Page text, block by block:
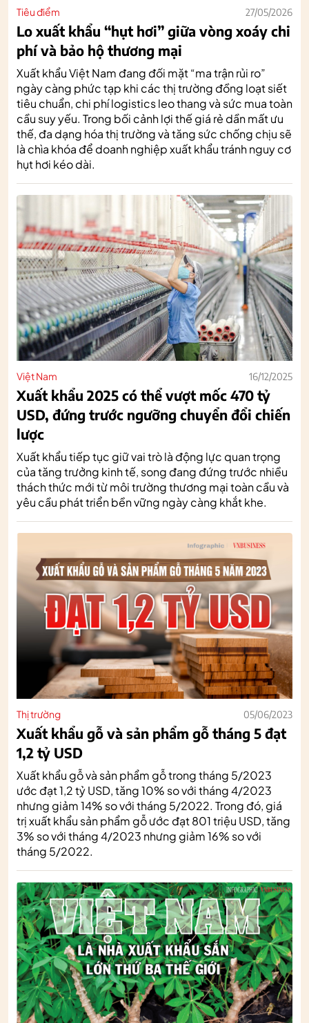
Tiêu điểm 27/05/2026
Lo xuất khẩu “hụt hơi” giữa vòng xoáy chi
phí và bảo hộ thương mại
Xuất khẩu Việt Nam đang đối mặt “ma trận rủi ro”
ngày càng phức tạp khi các thị trường đồng loạt siết
tiêu chuẩn, chi phí logistics leo thang và sức mua toàn
cầu suy yếu. Trong bối cảnh lợi thế giá rẻ dần mất ưu
thế, đa dạng hóa thị trường và tăng sức chống chịu sẽ
là chìa khóa để doanh nghiệp xuất khẩu tránh nguy cơ
hụt hơi kéo dài.
Việt Nam 16/12/2025
Xuất khẩu 2025 có thể vượt mốc 470 tỷ
USD, đứng trước ngưỡng chuyển đổi chiến
lược
Xuất khẩu tiếp tục giữ vai trò là động lực quan trọng
của tăng trưởng kinh tế, song đang đứng trước nhiều
thách thức mới từ môi trường thương mại toàn cầu và
yêu cầu phát triển bền vững ngày càng khắt khe.
Thị trường 05/06/2023
Xuất khẩu gỗ và sản phẩm gỗ tháng 5 đạt
1,2 tỷ USD
Xuất khẩu gỗ và sản phẩm gỗ trong tháng 5/2023
ước đạt 1,2 tỷ USD, tăng 10% so với tháng 4/2023
nhưng giảm 14% so với tháng 5/2022. Trong đó, giá
trị xuất khẩu sản phẩm gỗ ước đạt 801 triệu USD, tăng
3% so với tháng 4/2023 nhưng giảm 16% so với
tháng 5/2022.